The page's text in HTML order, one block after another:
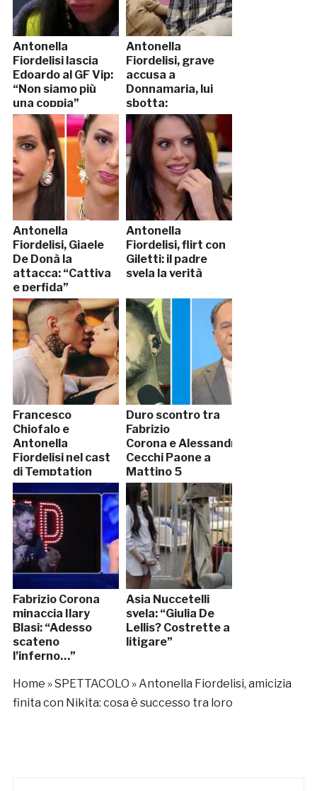
Antonella
Fiordelisi lascia
Edoardo al GF Vip:
“Non siamo più
una coppia”
Antonella
Fiordelisi, grave
accusa a
Donnamaria, lui
sbotta:
“Vergognati”
Antonella
Fiordelisi, Giaele
De Donà la
attacca: “Cattiva
e perfida”
Antonella
Fiordelisi, flirt con
Giletti: il padre
svela la verità
Francesco
Chiofalo e
Antonella
Fiordelisi nel cast
di Temptation
Island Vip
Duro scontro tra
Fabrizio
Corona e Alessandro
Cecchi Paone a
Mattino 5
Fabrizio Corona
minaccia Ilary
Blasi: “Adesso
scateno
l’inferno…”
Asia Nuccetelli
svela: “Giulia De
Lellis? Costrette a
litigare”
Home »SPETTACOLO »Antonella Fiordelisi, amicizia
finita con Nikita: cosa è successo tra loro